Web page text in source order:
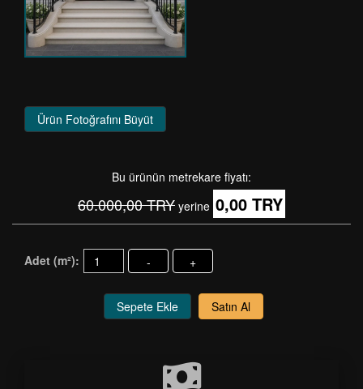
Ürün Fotoğrafını Büyüt
Bu ürünün metrekare fiyatı:
60.000,00 TRY yerine 0,00 TRY
Adet (m²): - +
Sepete Ekle Satın Al